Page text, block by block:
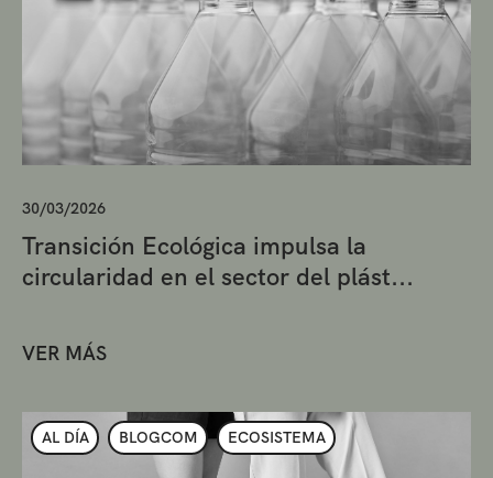
30/03/2026
Transición Ecológica impulsa la
circularidad en el sector del plást...
VER MÁS
AL DÍA BLOGCOM ECOSISTEMA